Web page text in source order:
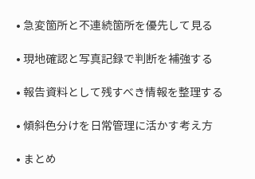
•
•
•
•
• まとめ